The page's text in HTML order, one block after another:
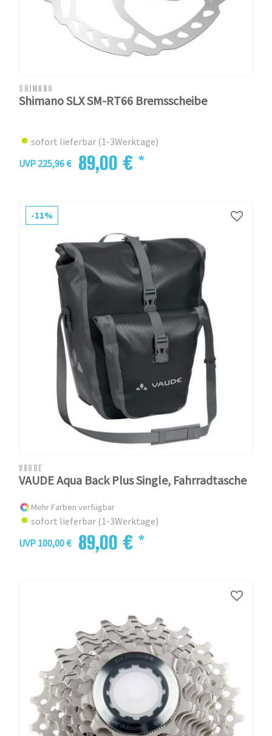
SHIMANO
Shimano SLX SM-RT66 Bremsscheibe
sofort lieferbar (1-3Werktage)
UVP 225,96 €
89,00 € *
-11%
VAUDE
VAUDE Aqua Back Plus Single, Fahrradtasche
Mehr Farben verfügbar
sofort lieferbar (1-3Werktage)
UVP 100,00 €
89,00 € *